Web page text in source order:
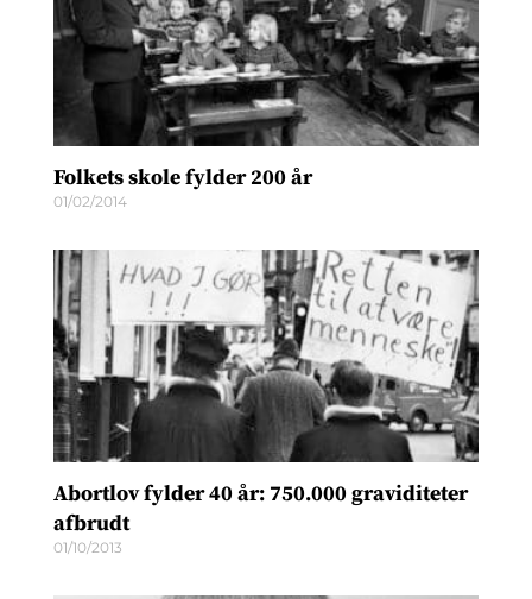
Folkets skole fylder 200 år
01/02/2014
Abortlov fylder 40 år: 750.000 graviditeter
afbrudt
01/10/2013